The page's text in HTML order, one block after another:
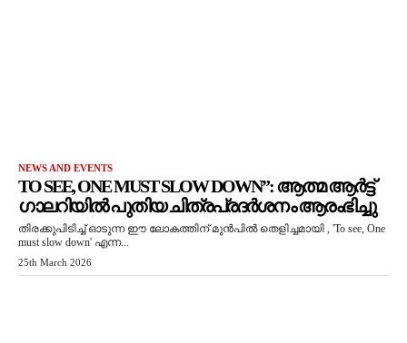
NEWS AND EVENTS
TO SEE, ONE MUST SLOW DOWN”: ആത്മ ആർട്ട്
ഗാലറിയിൽ പുതിയ ചിത്രപ്രദർശനം ആരംഭിച്ചു
തിരക്കുപിടിച്ച് ഓടുന്ന ഈ ലോകത്തിന് മുൻപിൽ തെളിച്ചമായി , 'To see, One
must slow down' എന്ന...
25th March 2026